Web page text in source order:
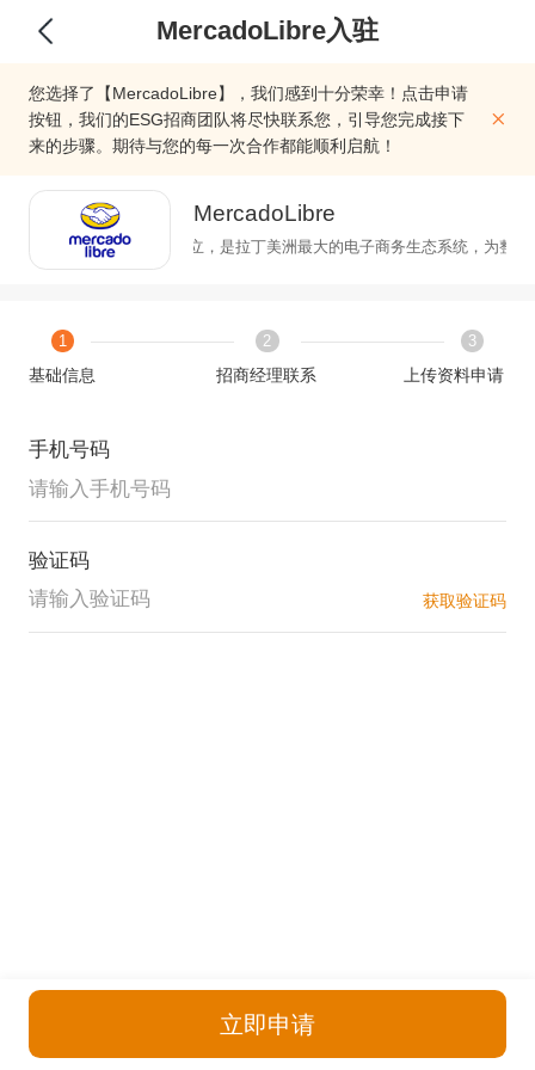
MercadoLibre入驻
您选择了【MercadoLibre】，我们感到十分荣幸！点击申请
按钮，我们的ESG招商团队将尽快联系您，引导您完成接下
来的步骤。期待与您的每一次合作都能顺利启航！
MercadoLibre
MercadoLibre于1999年创立，是拉丁美洲最大的电子商务生态系统，为整
1 2 3
基础信息 招商经理联系 上传资料申请
手机号码
验证码
获取验证码
立即申请